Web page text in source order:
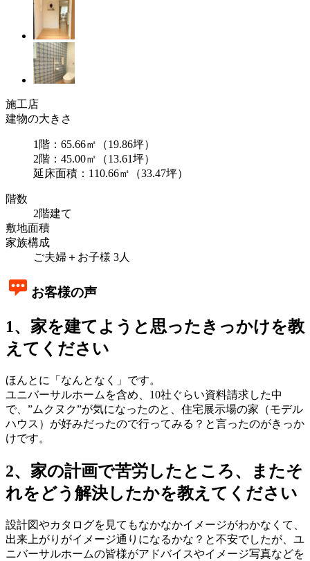
施工店
建物の大きさ
1階：65.66㎡（19.86坪）
2階：45.00㎡（13.61坪）
延床面積：110.66㎡（33.47坪）
階数
2階建て
敷地面積
家族構成
ご夫婦＋お子様 3人
お客様の声
1、家を建てようと思ったきっかけを教
えてください
ほんとに「なんとなく」です。
ユニバーサルホームを含め、10社ぐらい資料請求した中
で、”ムクヌク”が気になったのと、住宅展示場の家（モデル
ハウス）が好みだったので行ってみる？と言ったのがきっか
けです。
2、家の計画で苦労したところ、またそ
れをどう解決したかを教えてください
設計図やカタログを見てもなかなかイメージがわかなくて、
出来上がりがイメージ通りになるかな？と不安でしたが、ユ
ニバーサルホームの皆様がアドバイスやイメージ写真などを